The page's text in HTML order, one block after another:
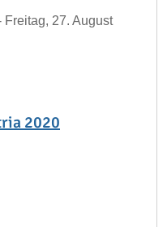
Freitag, 27. August
2020